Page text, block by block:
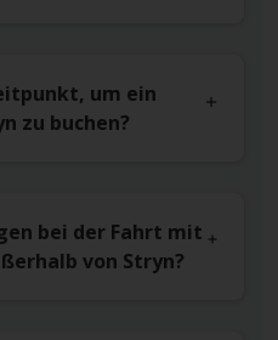
um ein
zu buchen?
bei der Fahrt mit
von Stryn?